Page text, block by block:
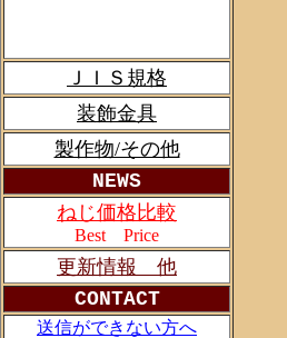
ＪＩＳ規格
装飾金具
製作物/その他
NEWS
ねじ価格比較
Best Price
更新情報 他
CONTACT
送信ができない方へ